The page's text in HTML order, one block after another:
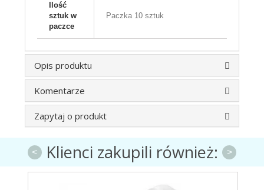
Ilość
sztuk w
paczce
Paczka 10 sztuk
Opis produktu
Komentarze
Zapytaj o produkt
Klienci zakupili również:
< >